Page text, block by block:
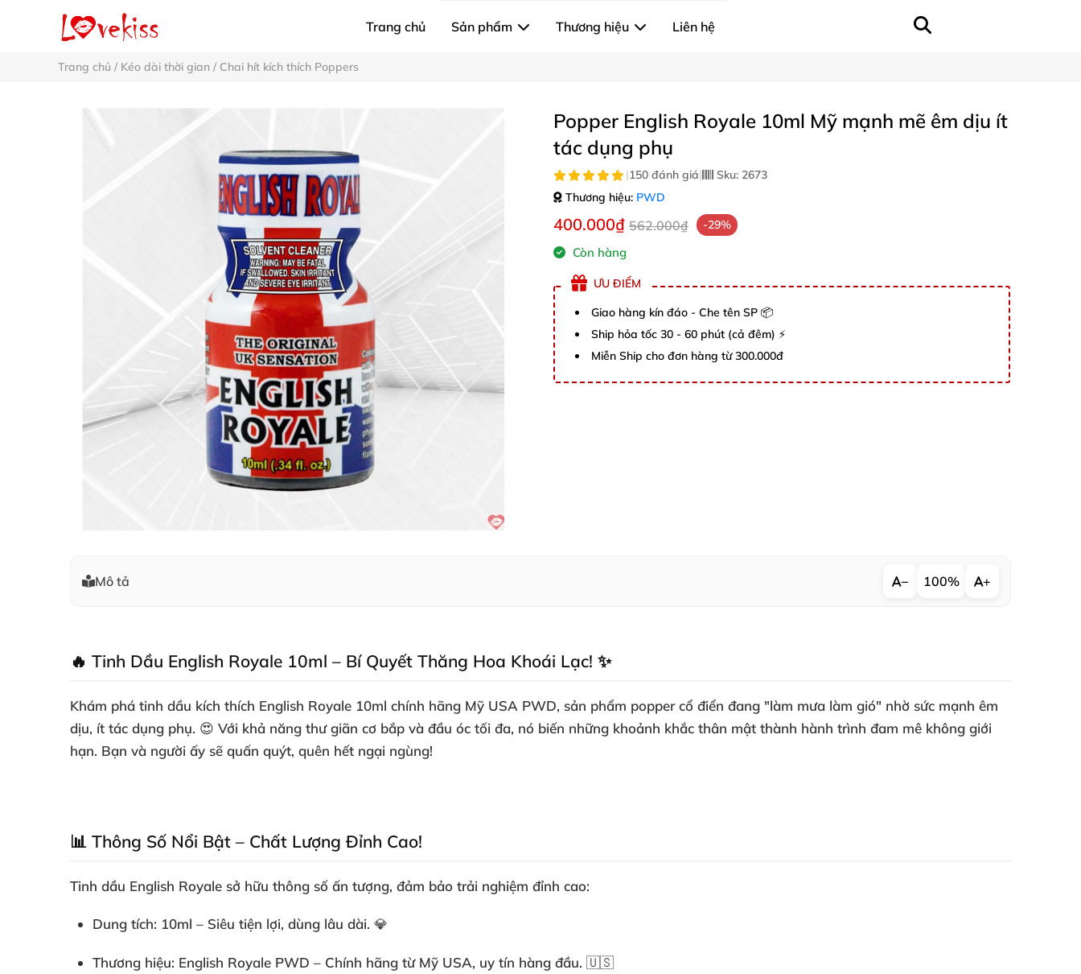
Trang chủ Sản phẩm Thương hiệu Liên hệ
Trang chủ / Kéo dài thời gian / Chai hít kích thích Poppers
Popper English Royale 10ml Mỹ mạnh mẽ êm dịu ít
tác dụng phụ
|150 đánh giá| Sku: 2673
Thương hiệu: PWD
400.000₫ 562.000₫ -29%
Còn hàng
ƯU ĐIỂM
Giao hàng kín đáo - Che tên SP 📦
Ship hỏa tốc 30 - 60 phút (cả đêm) ⚡
Miễn Ship cho đơn hàng từ 300.000đ
Mô tả − 100% +
🔥 Tinh Dầu English Royale 10ml – Bí Quyết Thăng Hoa Khoái Lạc! ✨
Khám phá tinh dầu kích thích English Royale 10ml chính hãng Mỹ USA PWD, sản phẩm popper cổ điển đang "làm mưa làm gió" nhờ sức mạnh êm
dịu, ít tác dụng phụ. 😍 Với khả năng thư giãn cơ bắp và đầu óc tối đa, nó biến những khoảnh khắc thân mật thành hành trình đam mê không giới
hạn. Bạn và người ấy sẽ quấn quýt, quên hết ngại ngùng!
📊 Thông Số Nổi Bật – Chất Lượng Đỉnh Cao!
Tinh dầu English Royale sở hữu thông số ấn tượng, đảm bảo trải nghiệm đỉnh cao:
Dung tích: 10ml – Siêu tiện lợi, dùng lâu dài. 💎
Thương hiệu: English Royale PWD – Chính hãng từ Mỹ USA, uy tín hàng đầu. 🇺🇸